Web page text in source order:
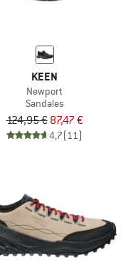
KEEN
Newport
Sandales
124,95 € 87,47 €
4,7(11)